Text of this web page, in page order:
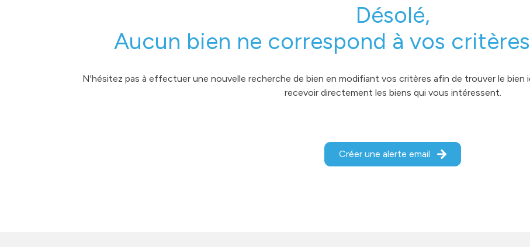
Désolé,
Aucun bien ne correspond à vos
N'hésitez pas à effectuer une nouvelle recherche de bien en modifiant vos critères afin de trouver le bien
recevoir directement les biens qui vous intéressent.
Créer une alerte email